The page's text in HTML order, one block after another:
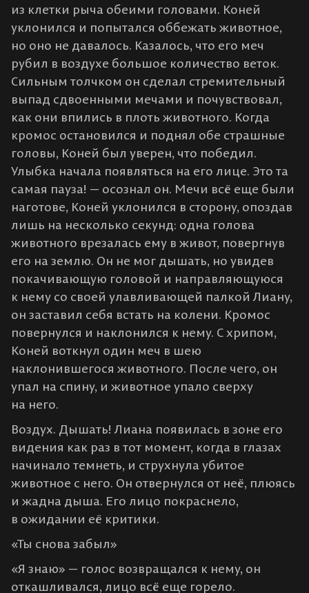
из клетки рыча обеими головами. Коней
уклонился и попытался оббежать животное,
но оно не давалось. Казалось, что его меч
рубил в воздухе большое количество веток.
Сильным толчком он сделал стремительный
выпад сдвоенными мечами и почувствовал,
как они впились в плоть животного. Когда
кромос остановился и поднял обе страшные
головы, Коней был уверен, что победил.
Улыбка начала появляться на его лице. Это та
самая пауза! — осознал он. Мечи всё еще были
наготове, Коней уклонился в сторону, опоздав
лишь на несколько секунд: одна голова
животного врезалась ему в живот, повергнув
его на землю. Он не мог дышать, но увидев
покачивающую головой и направляющуюся
к нему со своей улавливающей палкой Лиану,
он заставил себя встать на колени. Кромос
повернулся и наклонился к нему. С хрипом,
Коней воткнул один меч в шею
наклонившегося животного. После чего, он
упал на спину, и животное упало сверху
на него.
Воздух. Дышать! Лиана появилась в зоне его
видения как раз в тот момент, когда в глазах
начинало темнеть, и струхнула убитое
животное с него. Он отвернулся от неё, плюясь
и жадна дыша. Его лицо покраснело,
в ожидании её критики.
«Ты снова забыл»
«Я знаю» — голос возвращался к нему, он
откашливался, лицо всё еще горело.